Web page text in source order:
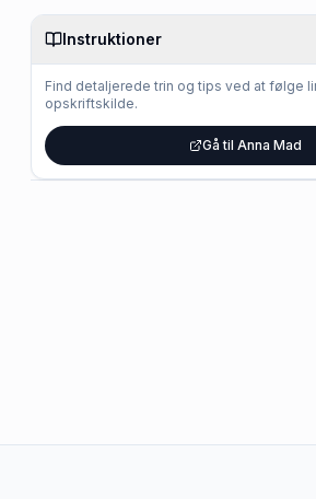
Instruktioner
Find detaljerede trin og tips ved at følge
opskriftskilde.
Gå til Anna Mad